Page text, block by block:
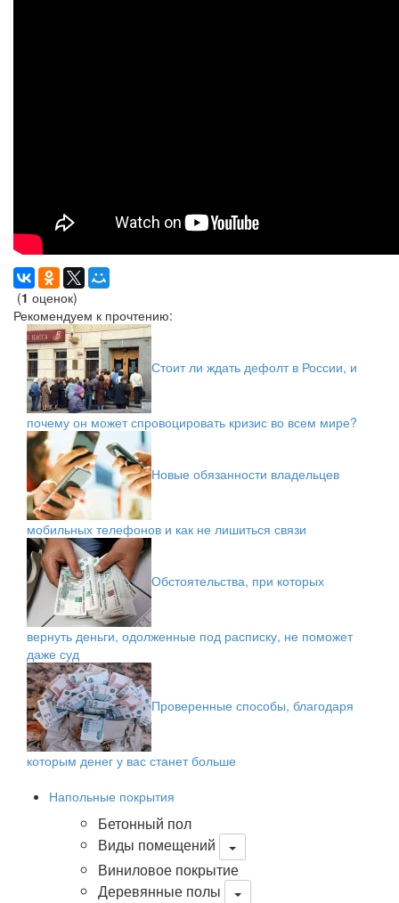
(1 оценок)
Рекомендуем к прочтению:
Стоит ли ждать дефолт в России, и
почему он может спровоцировать кризис во всем мире?
Новые обязанности владельцев
мобильных телефонов и как не лишиться связи
Обстоятельства, при которых
вернуть деньги, одолженные под расписку, не поможет
даже суд
Проверенные способы, благодаря
которым денег у вас станет больше
Напольные покрытия
Бетонный пол
Виды помещений
Виниловое покрытие
Деревянные полы